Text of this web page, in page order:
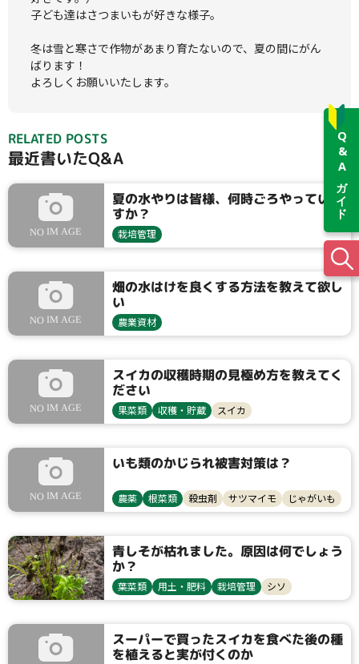
Q&Aガイド
子ども達はさつまいもが好きな様子。
冬は雪と寒さで作物があまり育たないので、夏の間にがん
ばります！
よろしくお願いいたします。
RELATED POSTS
最近書いたQ&A
夏の水やりは皆様、何時ごろやっていま
すか？
栽培管理
畑の水はけを良くする方法を教えて欲し
い
農業資材
スイカの収穫時期の見極め方を教えてく
ださい
果菜類 収穫・貯蔵 スイカ
いも類のかじられ被害対策は？
農薬 根菜類 殺虫剤 サツマイモ じゃがいも
青しそが枯れました。原因は何でしょう
か？
葉菜類 用土・肥料 栽培管理 シソ
スーパーで買ったスイカを食べた後の種
を植えると実が付くのか